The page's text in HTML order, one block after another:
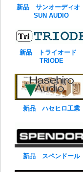
新品 サンオーディオ
SUN AUDIO
新品 トライオード
TRIODE
新品 ハセヒロ工業
新品 スペンドール